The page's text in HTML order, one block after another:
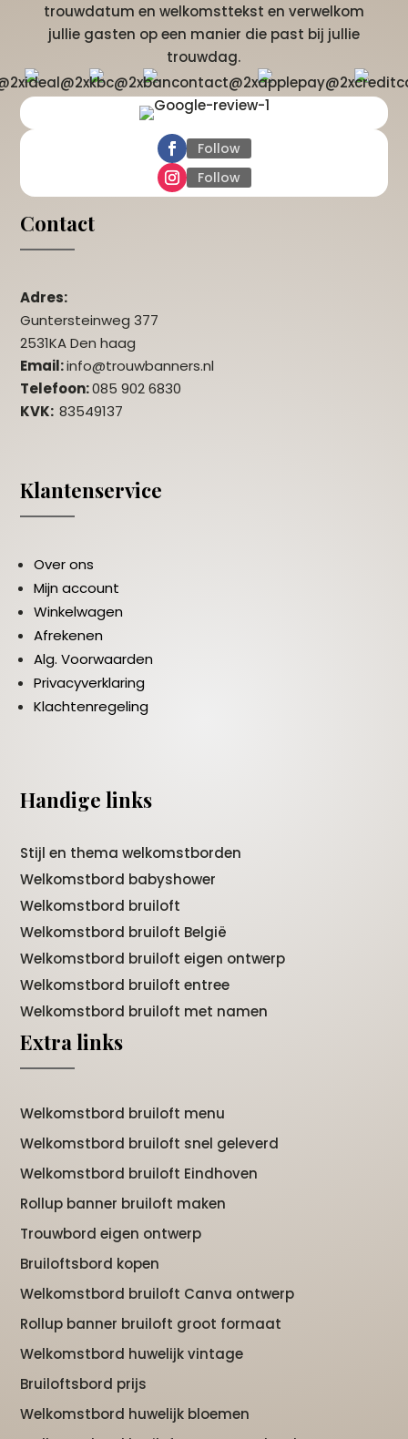
trouwdatum en welkomsttekst en verwelkom
jullie gasten op een manier die past bij jullie
trouwdag.
Follow
Follow
Contact
Adres:
Guntersteinweg 377
2531KA Den haag
Email:info@trouwbanners.nl
Telefoon:085 902 6830
KVK:83549137
Klantenservice
Over ons
Mijn account
Winkelwagen
Afrekenen
Alg. Voorwaarden
Privacyverklaring
Klachtenregeling
Handige links
Stijl en thema welkomstborden
Welkomstbord babyshower
Welkomstbord bruiloft
Welkomstbord bruiloft België
Welkomstbord bruiloft eigen ontwerp
Welkomstbord bruiloft entree
Welkomstbord bruiloft met namen
Extra links
Welkomstbord bruiloft menu
Welkomstbord bruiloft snel geleverd
Welkomstbord bruiloft Eindhoven
Rollup banner bruiloft maken
Trouwbord eigen ontwerp
Bruiloftsbord kopen
Welkomstbord bruiloft Canva ontwerp
Rollup banner bruiloft groot formaat
Welkomstbord huwelijk vintage
Bruiloftsbord prijs
Welkomstbord huwelijk bloemen